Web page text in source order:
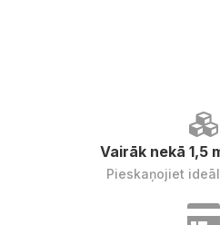
Vairāk nekā 1,5
Pieskaņojiet